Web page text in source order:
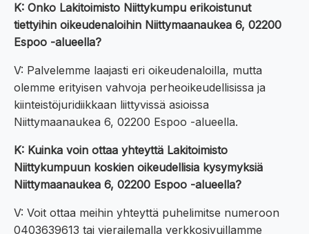
K: Onko Lakitoimisto Niittykumpu erikoistunut
tiettyihin oikeudenaloihin Niittymaanaukea 6, 02200
Espoo -alueella?
V: Palvelemme laajasti eri oikeudenaloilla, mutta
olemme erityisen vahvoja perheoikeudellisissa ja
kiinteistöjuridiikkaan liittyvissä asioissa
Niittymaanaukea 6, 02200 Espoo -alueella.
K: Kuinka voin ottaa yhteyttä Lakitoimisto
Niittykumpuun koskien oikeudellisia kysymyksiä
Niittymaanaukea 6, 02200 Espoo -alueella?
V: Voit ottaa meihin yhteyttä puhelimitse numeroon
0403639613 tai vierailemalla verkkosivuillamme